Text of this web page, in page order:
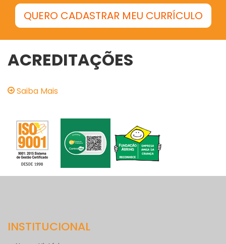
QUERO CADASTRAR MEU CURRÍCULO
ACREDITAÇÕES
Saiba Mais
INSTITUCIONAL